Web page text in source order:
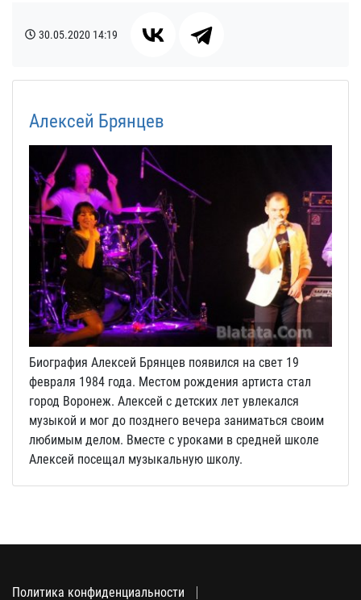
30.05.2020 14:19
Алексей Брянцев
Биография Алексей Брянцев появился на свет 19
февраля 1984 года. Местом рождения артиста стал
город Воронеж. Алексей с детских лет увлекался
музыкой и мог до позднего вечера заниматься своим
любимым делом. Вместе с уроками в средней школе
Алексей посещал музыкальную школу.
Политика конфиденциальности